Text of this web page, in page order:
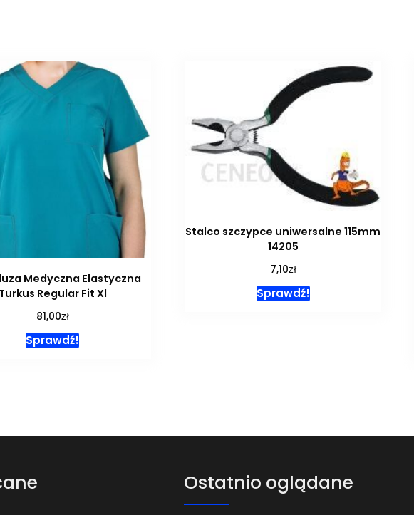
Medyczna Elastyczna
Turkus Regular Fit Xl
81,00zł
Sprawdź!
Stalco szczypce uniwersalne 115mm
14205
7,10zł
Sprawdź!
Ostatnio oglądane